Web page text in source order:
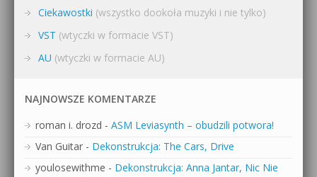
Ciekawostki (wszystko dookoła muzyki i nie tylko)
VST (wtyczki w formacie VST)
AU (wtyczki w formacie AU)
NAJNOWSZE KOMENTARZE
roman i. drozd - ASM Leviasynth – obudzili potwora!
Van Guitar - Dekonstrukcja: The Cars, Drive
youlosewithme - Dekonstrukcja: Anna Jantar, Nic Nie